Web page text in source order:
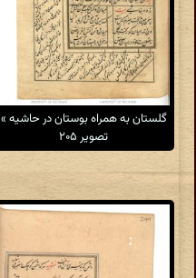
گلستان به همراه بوستان در حاشیه »
تصویر ۲۰۵